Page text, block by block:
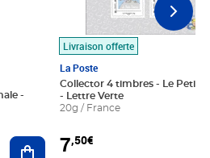
Ajouter au panier
Livraison offerte
La Poste
Collector 4 timbres - Le Petit
- Lettre Verte
20g / France
7,50€